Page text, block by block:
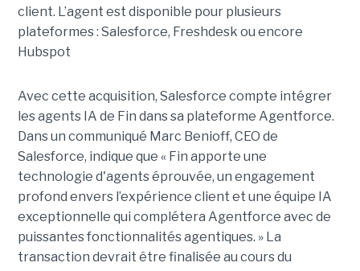
client. L’agent est disponible pour plusieurs
plateformes : Salesforce, Freshdesk ou encore
Hubspot
Avec cette acquisition, Salesforce compte intégrer
les agents IA de Fin dans sa plateforme Agentforce.
Dans un communiqué Marc Benioff, CEO de
Salesforce, indique que « Fin apporte une
technologie d'agents éprouvée, un engagement
profond envers l’expérience client et une équipe IA
exceptionnelle qui complétera Agentforce avec de
puissantes fonctionnalités agentiques. » La
transaction devrait être finalisée au cours du